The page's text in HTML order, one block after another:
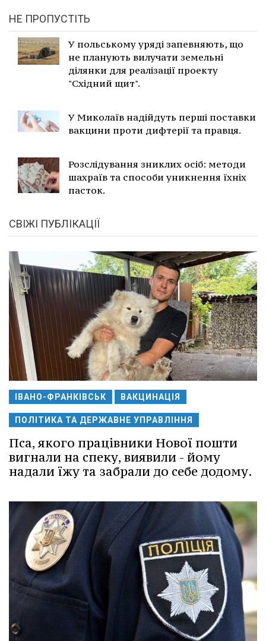
НЕ ПРОПУСТІТЬ
У польському уряді запевняють, що
не планують вилучати земельні
ділянки для реалізації проекту
"Східний щит".
У Миколаїв надійдуть перші поставки
вакцини проти дифтерії та правця.
Розслідування зниклих осіб: методи
шахраїв та способи уникнення їхніх
пасток.
СВІЖІ ПУБЛІКАЦІЇ
ІВАНО-ФРАНКІВСЬК ВАКЦИНАЦІЯ
ПОЛІТИКА ТА ДЕРЖАВНЕ УПРАВЛІННЯ
Пса, якого працівники Нової пошти
вигнали на спеку, виявили - йому
надали їжу та забрали до себе додому.